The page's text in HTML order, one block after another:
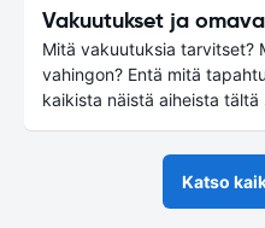
Vakuutukset ja
Mitä vakuutuksia tarvitset?
vahingon? Entä mitä
kaikista näistä aiheista tältä
Katso